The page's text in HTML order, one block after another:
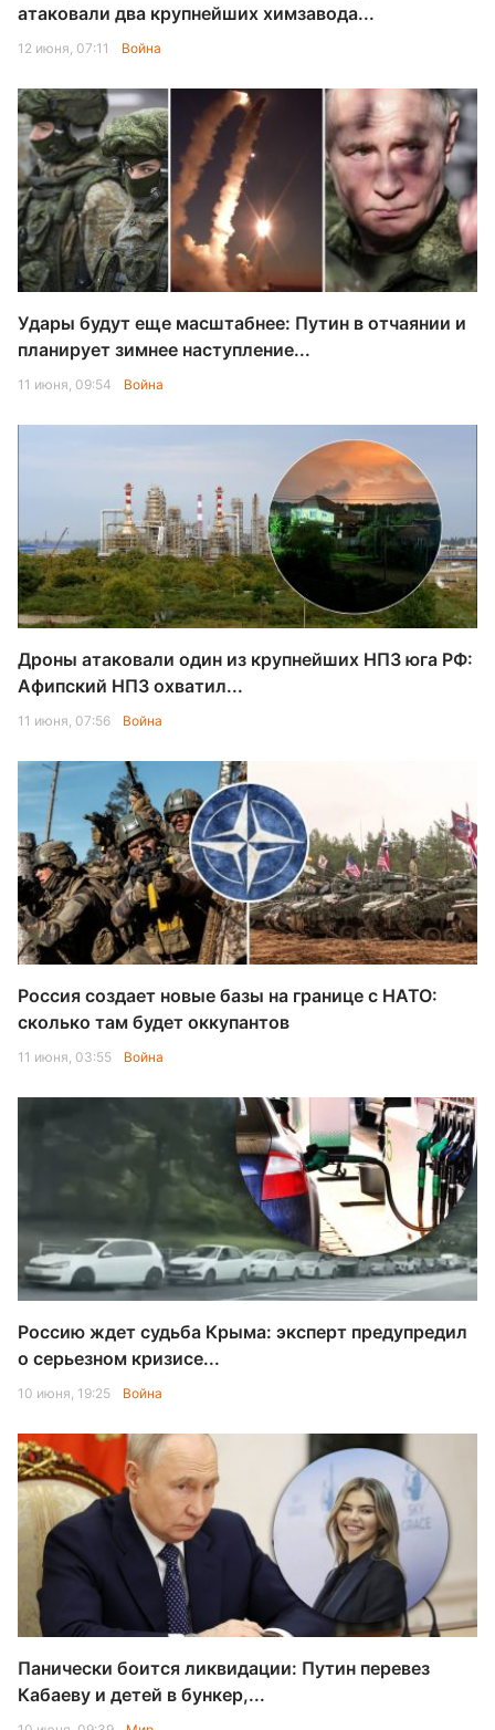
атаковали два крупнейших химзавода...
12 июня, 07:11 Война
Удары будут еще масштабнее: Путин в отчаянии и
планирует зимнее наступление...
11 июня, 09:54 Война
Дроны атаковали один из крупнейших НПЗ юга РФ:
Афипский НПЗ охватил...
11 июня, 07:56 Война
Россия создает новые базы на границе с НАТО:
сколько там будет оккупантов
11 июня, 03:55 Война
Россию ждет судьба Крыма: эксперт предупредил
о серьезном кризисе...
10 июня, 19:25 Война
Панически боится ликвидации: Путин перевез
Кабаеву и детей в бункер,...